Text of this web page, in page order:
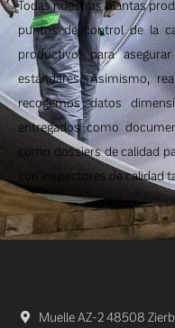
Todas nuestras plantas
puntos de control de la
productivo, para
estándares. Asimismo,
recogemos datos
entregados como
como dossiers de calidad
con inspectores de
Muelle AZ-2 48508